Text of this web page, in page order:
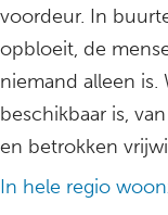
voordeur. In
opbloeit, de
niemand alleen is.
beschikbaar is,
en betrokken
In hele regio